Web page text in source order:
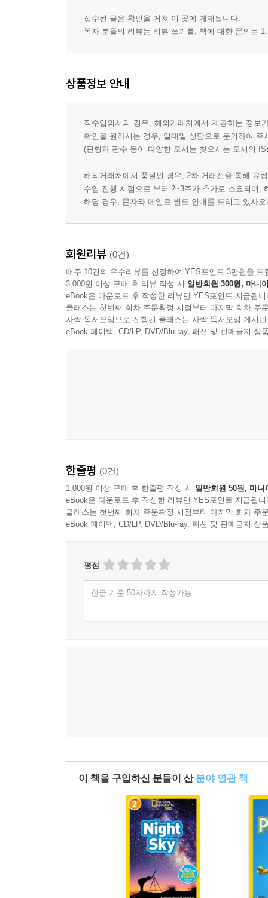
접수된 글은 확인을 거쳐 이 곳에 게재됩니다.
독자 분들의 리뷰는 리뷰 쓰기를, 책에 대한 문의는
상품정보 안내
직수입외서의 경우, 해외거래처에서 제공하는 정
확인을 원하시는 경우, 일대일 상담으로 문의하여 주
(판형과 판수 등이 다양한 도서는 찾으시는 도서의
해외거래처에서 품절인 경우, 2차 거래선을 통해 유
수입 진행 시점으로 부터 2~3주가 추가로 소요되며,
해당 경우, 문자와 메일로 별도 안내를 드리고 있사
회원리뷰 (0건)
매주 10건의 우수리뷰를 선정하여 YES포인트 3만원을 드
3,000원 이상 구매 후 리뷰 작성 시 일반회원 300원, 마니
eBook은 다운로드 후 작성한 리뷰만 YES포인트 지급됩니
클래스는 첫번째 회차 주문확정 시점부터 마지막 회차 주
사락 독서모임으로 진행된 클래스는 사락 독서모임 게시
eBook 페이백, CD/LP, DVD/Blu-ray, 패션 및 판매금지 상
한줄평 (0건)
1,000원 이상 구매 후 한줄평 작성 시 일반회원 50원, 마니
eBook은 다운로드 후 작성한 리뷰만 YES포인트 지급됩니
클래스는 첫번째 회차 주문확정 시점부터 마지막 회차 주
eBook 페이백, CD/LP, DVD/Blu-ray, 패션 및 판매금지 상
평점
한글 기준 50자까지 작성가능
이 책을 구입하신 분들이 산 분야 연관 책